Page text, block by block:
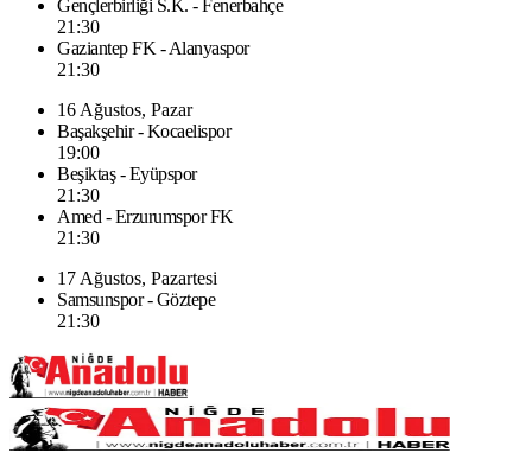
Gençlerbirliği S.K. - Fenerbahçe
21:30
Gaziantep FK - Alanyaspor
21:30
16 Ağustos, Pazar
Başakşehir - Kocaelispor
19:00
Beşiktaş - Eyüpspor
21:30
Amed - Erzurumspor FK
21:30
17 Ağustos, Pazartesi
Samsunspor - Göztepe
21:30